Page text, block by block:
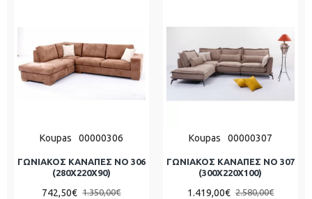
Koupas 00000306
ΓΩΝΙΑΚΟΣ ΚΑΝΑΠΕΣ ΝΟ 306
(280X220X90)
742,50€ 1.350,00€
Koupas 00000307
ΓΩΝΙΑΚΟΣ ΚΑΝΑΠΕΣ ΝΟ 307
(300X220X100)
1.419,00€ 2.580,00€